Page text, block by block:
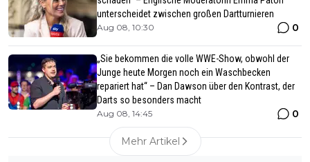
unterscheidet zwischen großen Dartturnieren
Aug 08, 10:30 0
„Sie bekommen die volle WWE-Show, obwohl der
Junge heute Morgen noch ein Waschbecken
repariert hat“ – Dan Dawson über den Kontrast, der
Darts so besonders macht
Aug 08, 14:45 0
Mehr Artikel